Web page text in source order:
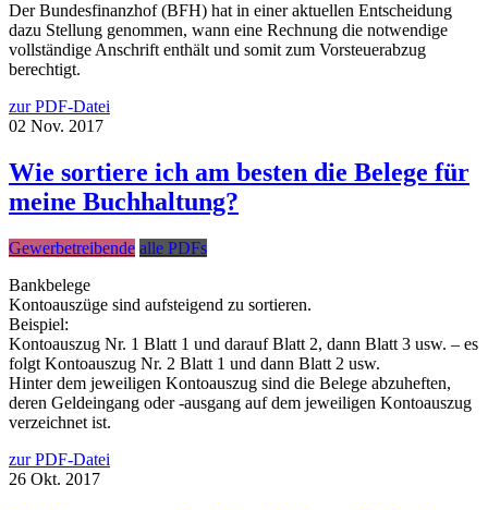
Der Bundesfinanzhof (BFH) hat in einer aktuellen Entscheidung
dazu Stellung genommen, wann eine Rechnung die notwendige
vollständige Anschrift enthält und somit zum Vorsteuerabzug
berechtigt.
zur PDF-Datei
02 Nov. 2017
Wie sortiere ich am besten die Belege für
meine Buchhaltung?
Gewerbetreibende alle PDFs
Bankbelege
Kontoauszüge sind aufsteigend zu sortieren.
Beispiel:
Kontoauszug Nr. 1 Blatt 1 und darauf Blatt 2, dann Blatt 3 usw. – es
folgt Kontoauszug Nr. 2 Blatt 1 und dann Blatt 2 usw.
Hinter dem jeweiligen Kontoauszug sind die Belege abzuheften,
deren Geldeingang oder -ausgang auf dem jeweiligen Kontoauszug
verzeichnet ist.
zur PDF-Datei
26 Okt. 2017